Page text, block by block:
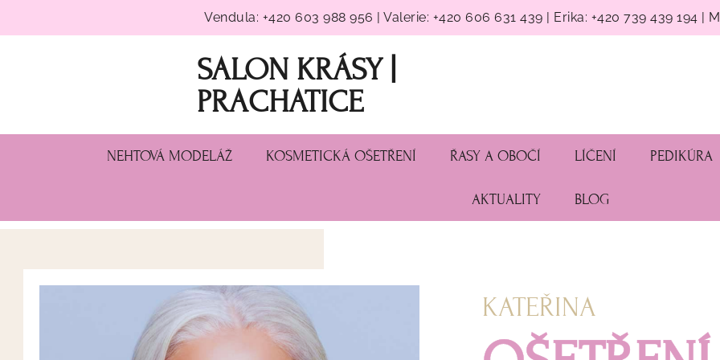
Vendula: +420 603 988 956 | Valerie: +420 606 631 439 | Erika: +420 739 439 194 |
SALON KRÁSY |
PRACHATICE
NEHTOVÁ MODELÁŽ KOSMETICKÁ OŠETŘENÍ ŘASY A OBOČÍ LÍČENÍ PEDIKÚRA
AKTUALITY BLOG
KATEŘINA